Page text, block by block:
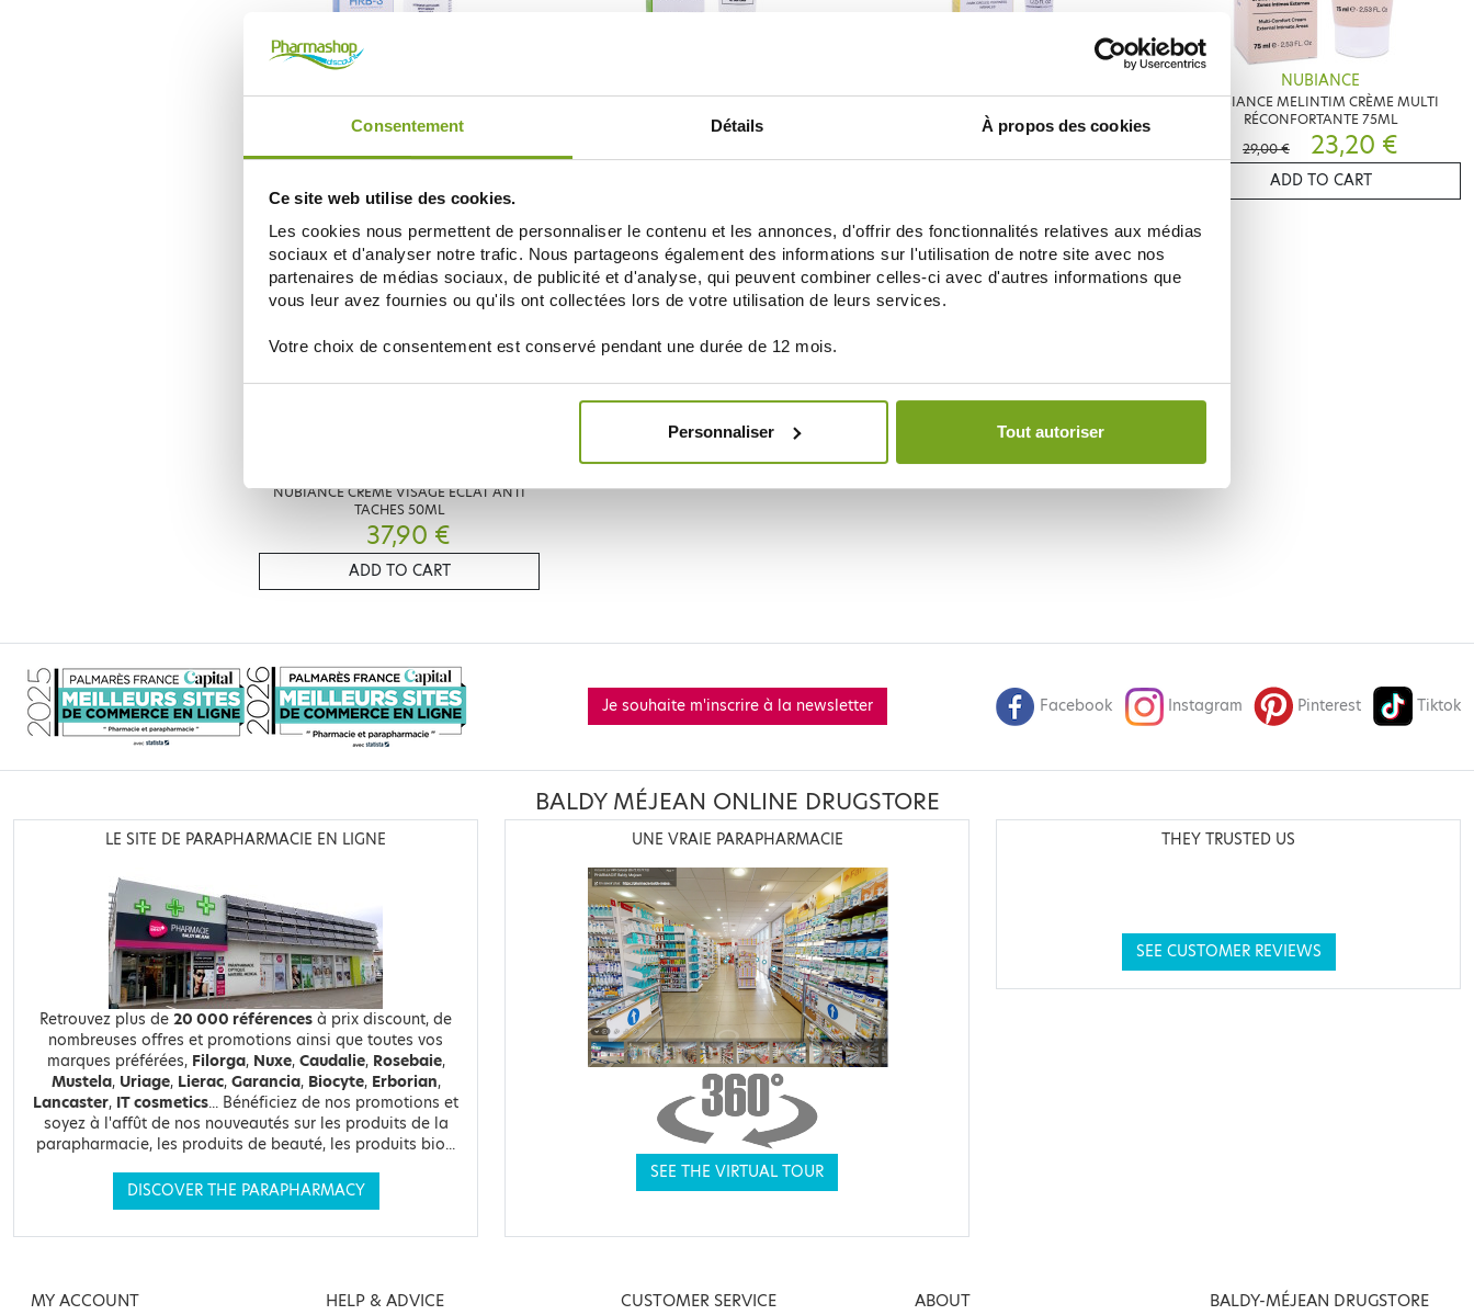
Consentement Détails À propos des cookies
Ce site web utilise des cookies.
Les cookies nous permettent de personnaliser le contenu et les annonces, d'offrir des fonctionnalités relatives aux médias
sociaux et d'analyser notre trafic. Nous partageons également des informations sur l'utilisation de notre site avec nos
partenaires de médias sociaux, de publicité et d'analyse, qui peuvent combiner celles-ci avec d'autres informations que
vous leur avez fournies ou qu'ils ont collectées lors de votre utilisation de leurs services.
Votre choix de consentement est conservé pendant une durée de 12 mois.
Personnaliser Tout autoriser
NUBIANCE SÉRUM ÉCLAT ANTI TACHES
HRB 3 30ML
NUBIANCE ACT-5 SOIN INTENSE ANTI
IMPERFECTIONS 30ML
NUBIANCE EYE RE-7 CONTOUR DES YEUX
15ML
23,20 €
NUBIANCE
NUBIANCE MELINTIM CRÈME MULTI
RÉCONFORTANTE 75ML
29,00 €
23,20 €
ADD TO CART
NUBIANCE CREME VISAGE ECLAT ANTI
TACHES 50ML
37,90 €
ADD TO CART
Je souhaite m'inscrire à la newsletter Facebook Instagram Pinterest Tiktok
BALDY MÉJEAN ONLINE DRUGSTORE
LE SITE DE PARAPHARMACIE EN LIGNE
Retrouvez plus de 20 000 références à prix discount, de
nombreuses offres et promotions ainsi que toutes vos
marques préférées, Filorga, Nuxe, Caudalie, Rosebaie,
Mustela, Uriage, Lierac, Garancia, Biocyte, Erborian,
Lancaster, IT cosmetics... Bénéficiez de nos promotions et
soyez à l'affût de nos nouveautés sur les produits de la
parapharmacie, les produits de beauté, les produits bio...
DISCOVER THE PARAPHARMACY
UNE VRAIE PARAPHARMACIE
SEE THE VIRTUAL TOUR
THEY TRUSTED US
SEE CUSTOMER REVIEWS
MY ACCOUNT HELP & ADVICE CUSTOMER SERVICE ABOUT BALDY-MÉJEAN DRUGSTORE